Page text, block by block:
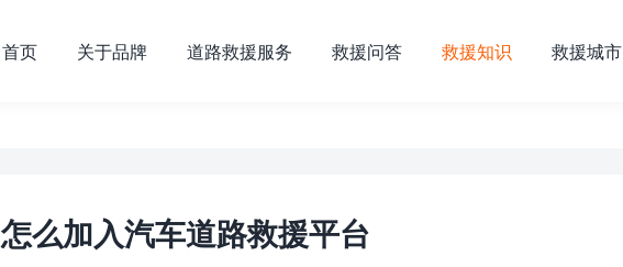
首页 关于品牌 道路救援服务 救援问答 救援知识 救援城市
怎么加入汽车道路救援平台